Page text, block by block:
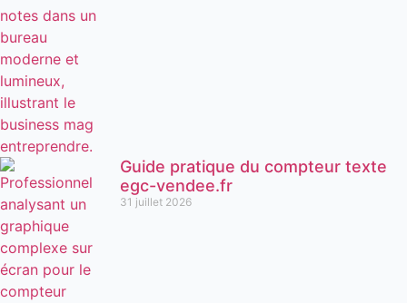
Guide pratique du compteur texte
egc-vendee.fr
31 juillet 2026